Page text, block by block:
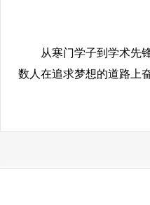
从寒门学子到学术先锋
数人在追求梦想的道路上